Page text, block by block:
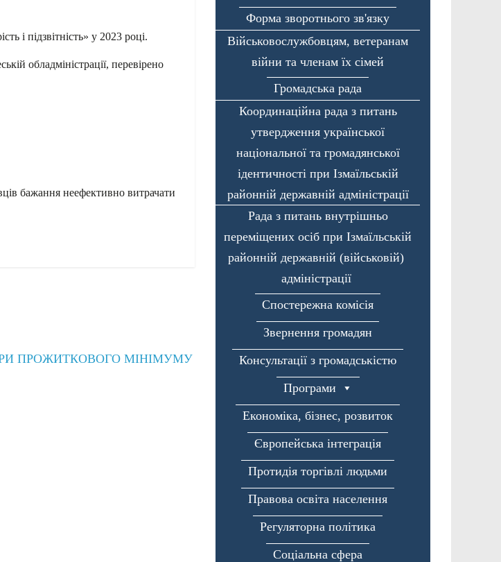
і підзвітність» у 2023 році.
обладміністрації, перевірено
бажання неефективно витрачати
ПРОЖИТКОВОГО МІНІМУМУ
Форма зворотнього зв'язку
Військовослужбовцям, ветеранам
війни та членам їх сімей
Громадська рада
Координаційна рада з питань
утвердження української
національної та громадянської
ідентичності при Ізмаїльській
районній державній адміністрації
Рада з питань внутрішньо
переміщених осіб при Ізмаїльській
районній державній (військовій)
адміністрації
Спостережна комісія
Звернення громадян
Консультації з громадськістю
Програми
Економіка, бізнес, розвиток
Європейська інтеграція
Протидія торгівлі людьми
Правова освіта населення
Регуляторна політика
Соціальна сфера